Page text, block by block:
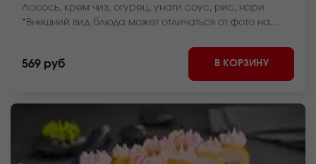
Лосось, крем чиз, огурец, унаги соус, рис, нори
*Внешний вид блюда может отличаться от фото на
569 руб В КОРЗИНУ